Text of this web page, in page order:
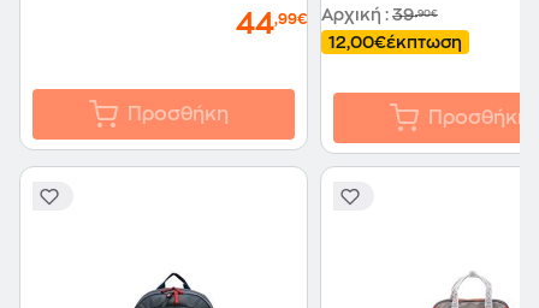
44,99€
Προσθήκη
Αρχική : 39,90€
12,00€έκπτωση
Προσθήκη